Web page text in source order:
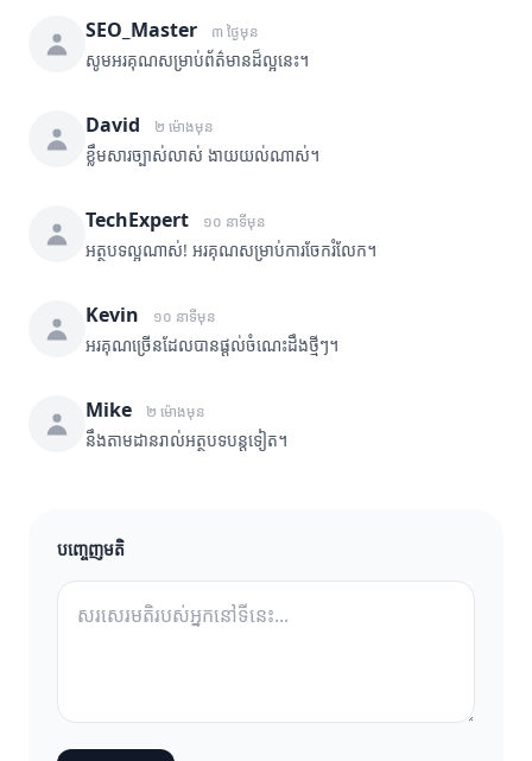
SEO_Master ៣ ថ្ងៃមុន
សូមអរគុណសម្រាប់ព័ត៌មានដ៏ល្អនេះ។
David ២ ម៉ោងមុន
ខ្លឹមសារច្បាស់លាស់ ងាយយល់ណាស់។
TechExpert ១០ នាទីមុន
អត្ថបទល្អណាស់! អរគុណសម្រាប់ការចែករំលែក។
Kevin ១០ នាទីមុន
អរគុណច្រើនដែលបានផ្តល់ចំណេះដឹងថ្មីៗ។
Mike ២ ម៉ោងមុន
នឹងតាមដានរាល់អត្ថបទបន្តទៀត។
បញ្ចេញមតិ